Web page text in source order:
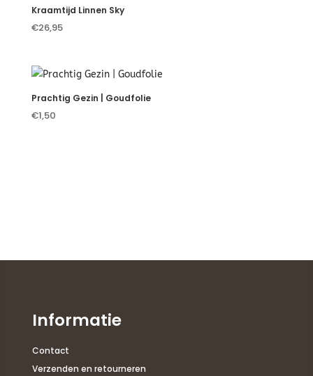
Kraamtijd Linnen Sky
€26,95
Prachtig Gezin | Goudfolie
€1,50
Informatie
Contact
Verzenden en retourneren